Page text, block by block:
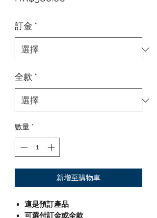
訂金 *
全款 *
數量 *
新增至購物車
這是預訂產品
可選付訂金或全款